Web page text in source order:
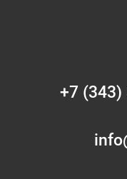
+7 (343)